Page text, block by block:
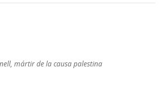
mártir de la causa palestina